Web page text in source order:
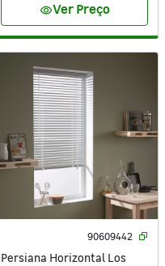
visibilityVer Preço
90609442
Persiana Horizontal Los